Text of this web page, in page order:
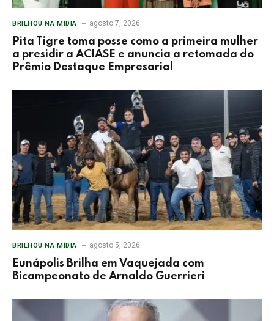
BRILHOU NA MÍDIA agosto 7, 2026
Pita Tigre toma posse como a primeira mulher
a presidir a ACIASE e anuncia a retomada do
Prêmio Destaque Empresarial
BRILHOU NA MÍDIA agosto 5, 2026
Eunápolis Brilha em Vaquejada com
Bicampeonato de Arnaldo Guerrieri